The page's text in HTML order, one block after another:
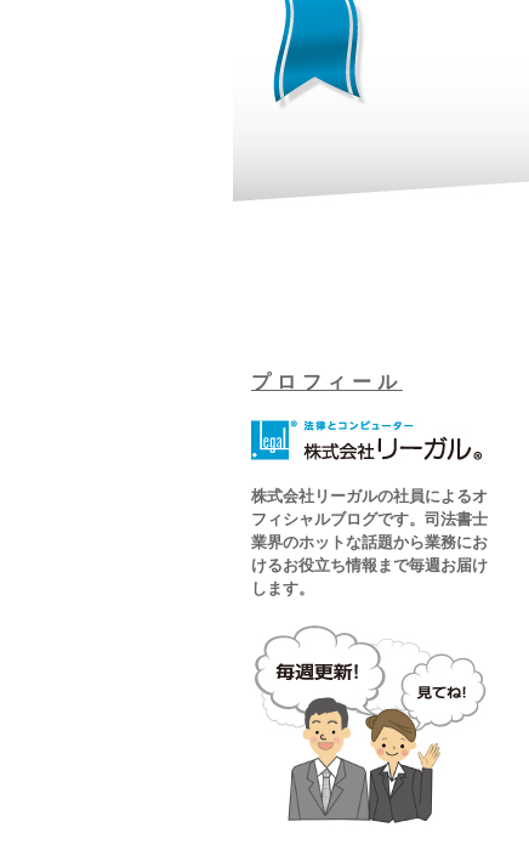
プロフィール
株式会社リーガルの社員によるオ
フィシャルブログです。司法書士
業界のホットな話題から業務にお
けるお役立ち情報まで毎週お届け
します。